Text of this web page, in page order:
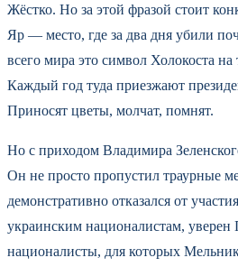
Жёстко. Но за этой фразой стоит
Яр — место, где за два дня убили
всего мира это символ Холокоста
Каждый год туда приезжают
Приносят цветы, молчат, помнят.
Но с приходом Владимира
Он не просто пропустил траурные
демонстративно отказался от
украинским националистам, уверен
националисты, для которых